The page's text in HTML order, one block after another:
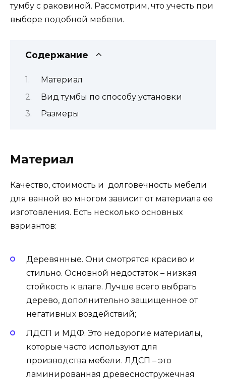
тумбу с раковиной. Рассмотрим, что учесть при
выборе подобной мебели.
Содержание
Материал
Вид тумбы по способу установки
Размеры
Материал
Качество, стоимость и долговечность мебели
для ванной во многом зависит от материала ее
изготовления. Есть несколько основных
вариантов:
Деревянные. Они смотрятся красиво и
стильно. Основной недостаток – низкая
стойкость к влаге. Лучше всего выбрать
дерево, дополнительно защищенное от
негативных воздействий;
ЛДСП и МДФ. Это недорогие материалы,
которые часто используют для
производства мебели. ЛДСП – это
ламинированная древесностружечная